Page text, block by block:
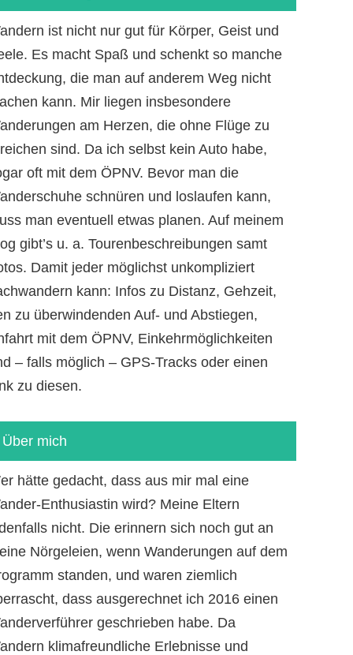
ist nicht nur gut für Körper, Geist und
Es macht Spaß und schenkt so manche
die man auf anderem Weg nicht
kann. Mir liegen insbesondere
am Herzen, die ohne Flüge zu
sind. Da ich selbst kein Auto habe,
oft mit dem ÖPNV. Bevor man die
schnüren und loslaufen kann,
man eventuell etwas planen. Auf meinem
gibt’s u. a. Tourenbeschreibungen samt
Damit jeder möglichst unkompliziert
kann: Infos zu Distanz, Gehzeit,
zu überwindenden Auf- und Abstiegen,
mit dem ÖPNV, Einkehrmöglichkeiten
– falls möglich – GPS-Tracks oder einen
zu diesen.
Über mich
hätte gedacht, dass aus mir mal eine
Enthusiastin wird? Meine Eltern
nicht. Die erinnern sich noch gut an
Nörgeleien, wenn Wanderungen auf dem
standen, und waren ziemlich
dass ausgerechnet ich 2016 einen
geschrieben habe. Da
klimafreundliche Erlebnisse und